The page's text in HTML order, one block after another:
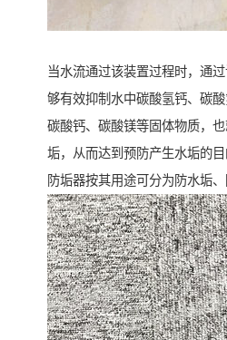
当水流通过该装置过程时，通
够有效抑制水中碳酸氢钙、碳
碳酸钙、碳酸镁等固体物质，
垢，从而达到预防产生水垢的目
防垢器按其用途可分为防水垢、